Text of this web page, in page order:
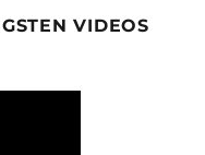
VIDEOS